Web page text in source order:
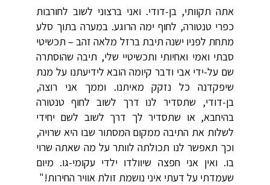
אתה תקוותי, בן-דודי. ואני ברצוני לשוב לחורבות
כפרי טנטורה, לחוף ימה הרוגע. במערה בתוך סלע
מתחת לפניו ישנה תיבת ברזל מלאה זהב – תכשיטי
סבתי ואמי ואחיותי ותכשיטיי שלי, תיבה שהוסתרה
שם על-ידי אבי ודבר קיומה הובא לידיעתנו על מנת
שיפקדנה כל נזקק מאיתנו. וממך אני רוצה,
בן-דודי, שתסדיר לנו דרך לשוב לחוף טנטורה
בהיחבא, או שתסדיר לך דרך לשוב לשם יחידי
לשלות את התיבה ממקום המסתור שבו היא שרויה,
וכך תאפשר לנו תכולתה לוותר על מה שאתה שרוי
בו. ואין אני חפצה שיוולדו ילדי עקומי-גו. מיום
שעמדתי על דעתי איני נושמת זולת אוויר החירות!"